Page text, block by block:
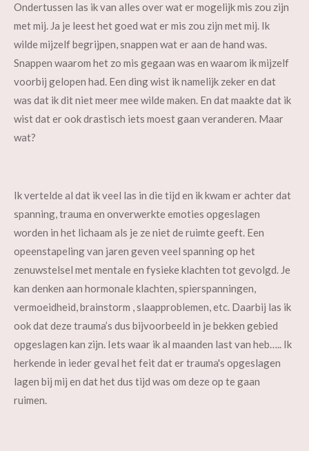
Ondertussen las ik van alles over wat er mogelijk mis zou zijn
met mij. Ja je leest het goed wat er mis zou zijn met mij. Ik
wilde mijzelf begrijpen, snappen wat er aan de hand was.
Snappen waarom het zo mis gegaan was en waarom ik mijzelf
voorbij gelopen had. Een ding wist ik namelijk zeker en dat
was dat ik dit niet meer mee wilde maken. En dat maakte dat ik
wist dat er ook drastisch iets moest gaan veranderen. Maar
wat?
Ik vertelde al dat ik veel las in die tijd en ik kwam er achter dat
spanning, trauma en onverwerkte emoties opgeslagen
worden in het lichaam als je ze niet de ruimte geeft. Een
opeenstapeling van jaren geven veel spanning op het
zenuwstelsel met mentale en fysieke klachten tot gevolgd. Je
kan denken aan hormonale klachten, spierspanningen,
vermoeidheid, brainstorm , slaapproblemen, etc. Daarbij las ik
ook dat deze trauma’s dus bijvoorbeeld in je bekken gebied
opgeslagen kan zijn. Iets waar ik al maanden last van heb….. Ik
herkende in ieder geval het feit dat er trauma's opgeslagen
lagen bij mij en dat het dus tijd was om deze op te gaan
ruimen.